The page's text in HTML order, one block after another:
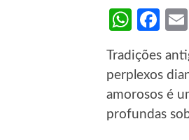
Tradições
perplexos
amorosos é
profundas